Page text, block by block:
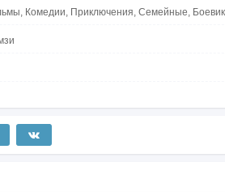
Комедии, Приключения, Семейные,